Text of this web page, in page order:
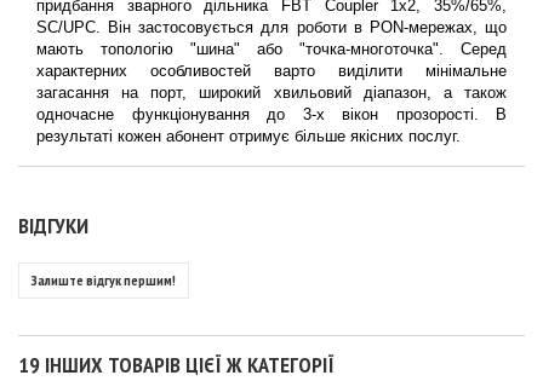
придбання зварного дільника FBT Coupler 1x2, 35%/65%,
SC/UPC. Він застосовується для роботи в PON-мережах, що
мають топологію "шина" або "точка-многоточка". Серед
характерних особливостей варто виділити мінімальне
загасання на порт, широкий хвильовий діапазон, а також
одночасне функціонування до 3-х вікон прозорості. В
результаті кожен абонент отримує більше якісних послуг.
ВІДГУКИ
Залиште відгук першим!
19 ІНШИХ ТОВАРІВ ЦІЄЇ Ж КАТЕГОРІЇ